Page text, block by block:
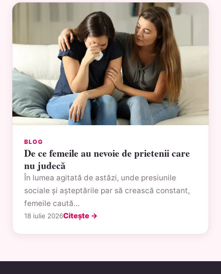
BLOG
De ce femeile au nevoie de prietenii care
nu judecă
În lumea agitată de astăzi, unde presiunile
sociale și așteptările par să crească constant,
femeile caută…
18 iulie 2026Citește →